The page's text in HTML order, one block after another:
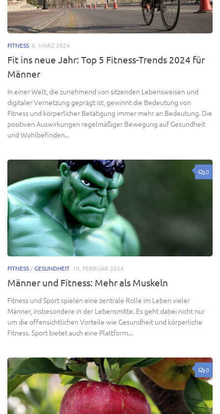
FITNESS 6. MÄRZ 2024
Fit ins neue Jahr: Top 5 Fitness-Trends 2024 für
Männer
In einer Welt, die zunehmend von sitzenden Lebensweisen und
digitaler Vernetzung geprägt ist, gewinnt die Bedeutung von
Fitness und körperlicher Betätigung immer mehr an Bedeutung. Die
positiven Auswirkungen regelmäßiger Bewegung auf Gesundheit
und Wohlbefinden...
0
FITNESS /GESUNDHEIT 10. FEBRUAR 2024
Männer und Fitness: Mehr als Muskeln
Fitness und Sport spielen eine zentrale Rolle im Leben vieler
Männer, insbesondere in der Lebensmitte. Es geht dabei nicht nur
um die offensichtlichen Vorteile wie Gesundheit und körperliche
Fitness. Sport bietet auch eine Plattform...
0